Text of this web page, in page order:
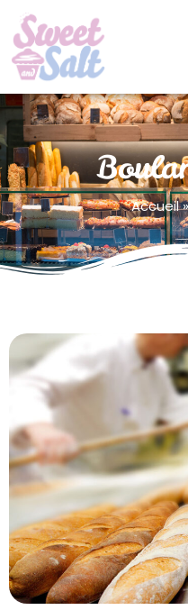
Accueil